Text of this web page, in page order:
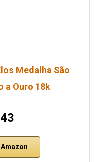
Medalha São
a Ouro 18k